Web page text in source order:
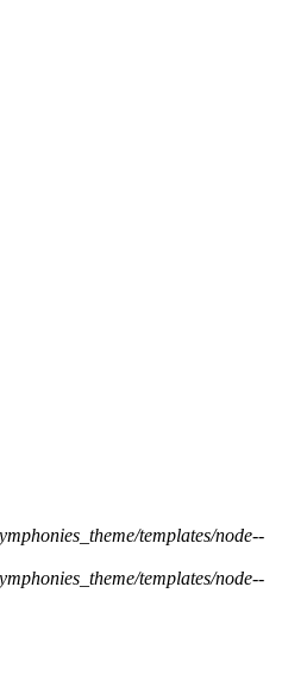
templates/node--
templates/node--